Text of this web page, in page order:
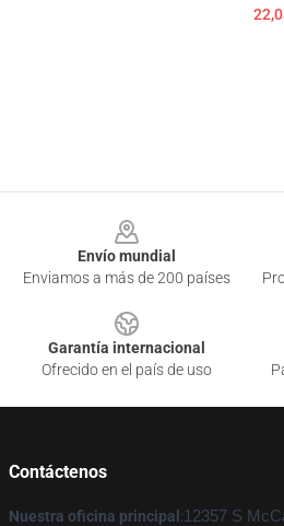
Envío mundial
Enviamos a más de 200 países
Garantía internacional
Ofrecido en el país de uso
Contáctenos
Nuestra oficina principal :12357 S